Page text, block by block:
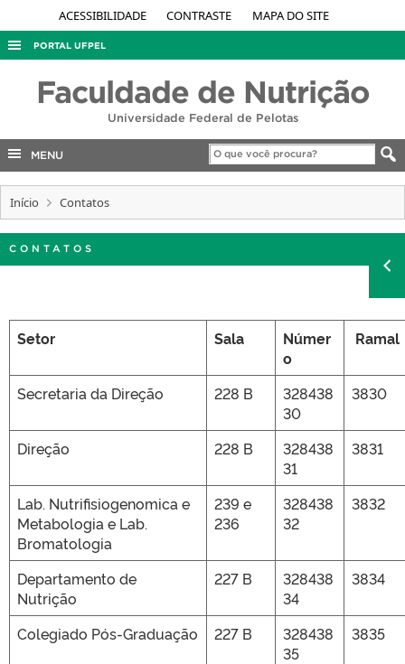
ACESSIBILIDADE CONTRASTE MAPA DO SITE
PORTAL UFPEL
AUDITORIA
COBALTO
EDITAIS
TELEFONES
Faculdade de Nutrição
Universidade Federal de Pelotas
MENU
Início Contatos
CONTATOS
Setor Sala
Númer
o
Ramal
Secretaria da Direção 228 B
328438
30
3830
Direção 228 B
328438
31
3831
Lab. Nutrifisiogenomica e
Metabologia e Lab.
Bromatologia
239 e
236
328438
32
3832
Departamento de
Nutrição
227 B
328438
34
3834
Colegiado Pós-Graduação 227 B
328438
35
3835